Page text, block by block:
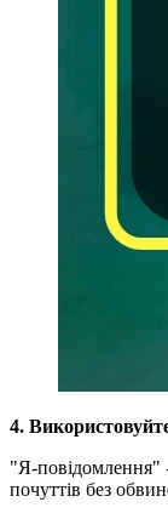
4.
"Я-повідомлення"
почуттів без